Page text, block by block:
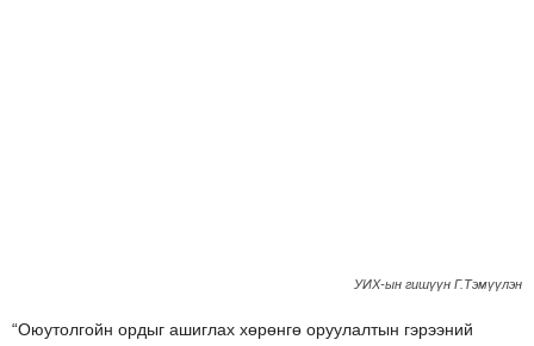
УИХ-ын гишүүн Г.Тэмүүлэн
“Оюутолгойн ордыг ашиглах хөрөнгө оруулалтын гэрээний